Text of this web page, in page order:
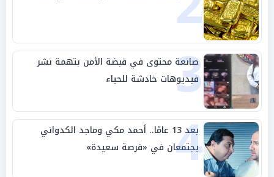
3
صانعة محتوى في قبضة الأمن بتهمة نشر
فيديوهات خادشة للحياء
4 بعد 13 عامًا.. أحمد مكي وماجد الكدواني
يجتمعان في «فرصة سعيدة»